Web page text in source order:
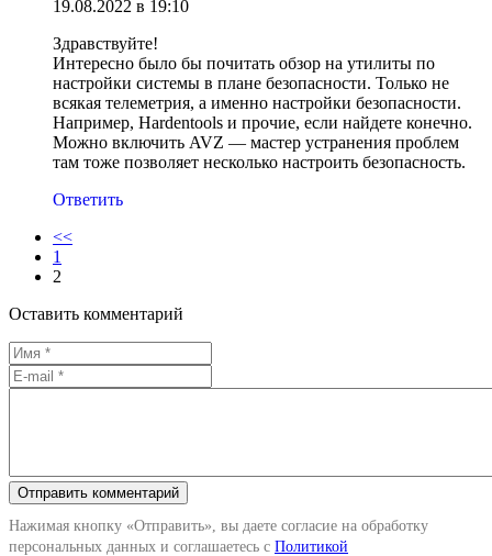
19.08.2022 в 19:10
Здравствуйте!
Интересно было бы почитать обзор на утилиты по
настройки системы в плане безопасности. Только не
всякая телеметрия, а именно настройки безопасности.
Например, Hardentools и прочие, если найдете конечно.
Можно включить AVZ — мастер устранения проблем
там тоже позволяет несколько настроить безопасность.
Ответить
<<
1
2
Оставить комментарий
Нажимая кнопку «Отправить», вы даете согласие на обработку
персональных данных и соглашаетесь с Политикой